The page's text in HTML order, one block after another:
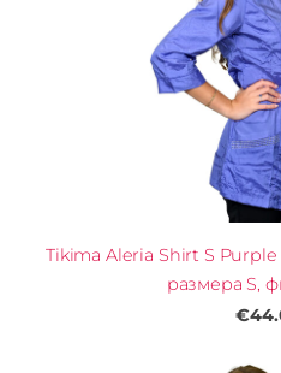
Tikima Aleria Shirt S
размера S,